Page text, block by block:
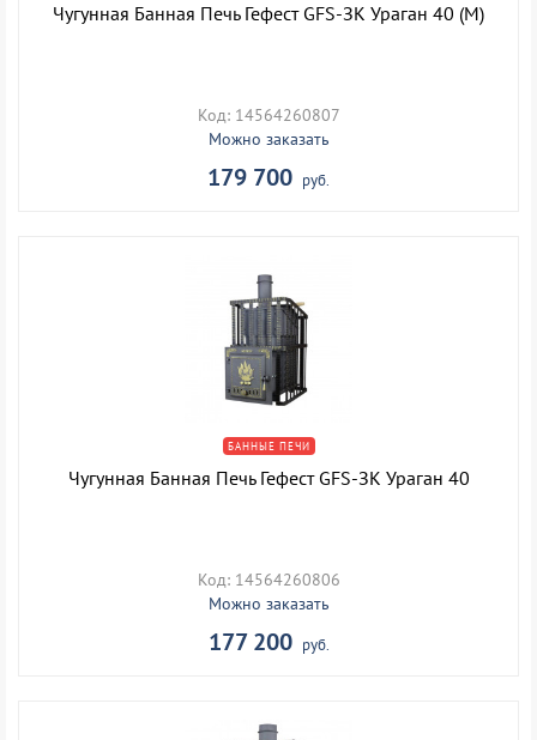
Чугунная Банная Печь Гефест GFS-ЗК Ураган 40 (М)
Код: 14564260807
Можно заказать
179 700 руб.
БАННЫЕ ПЕЧИ
Чугунная Банная Печь Гефест GFS-ЗК Ураган 40
Код: 14564260806
Можно заказать
177 200 руб.